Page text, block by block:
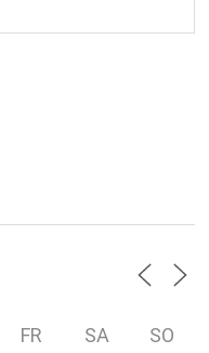
FR SA SO